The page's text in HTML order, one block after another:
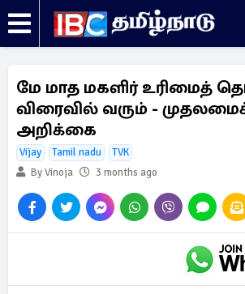
மே மாத மகளிர் உரிமைத்
விரைவில் வரும் -
அறிக்கை
Vijay Tamil nadu
TVK
By Vinoja
3 months ago